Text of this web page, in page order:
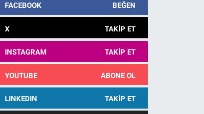
FACEBOOK BEĞEN
X TAKIP ET
INSTAGRAM TAKIP ET
YOUTUBE ABONE OL
LINKEDIN TAKIP ET